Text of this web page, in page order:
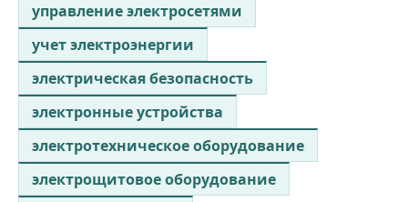
управление электросетями
учет электроэнергии
электрическая безопасность
электронные устройства
электротехническое оборудование
электрощитовое оборудование